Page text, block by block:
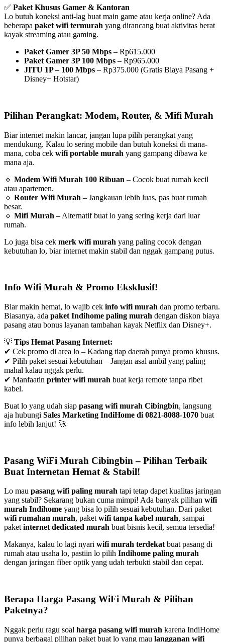
✅ Paket Khusus Gamer & Kantoran
Lo butuh koneksi anti-lag buat main game atau kerja online? Ada
beberapa paket wifi termurah yang dirancang buat aktivitas berat
kayak streaming atau gaming.
Paket Gamer 3P 50 Mbps – Rp615.000
Paket Gamer 3P 100 Mbps – Rp965.000
JITU 1P – 100 Mbps – Rp375.000 (Gratis Biaya Pasang +
Disney+ Hotstar)
Pilihan Perangkat: Modem, Router, & Mifi Murah
Biar internet makin lancar, jangan lupa pilih perangkat yang
mendukung. Kalau lo sering mobile dan butuh koneksi di mana-
mana, coba cek wifi portable murah yang gampang dibawa ke
mana aja.
🔹 Modem Wifi Murah 100 Ribuan – Cocok buat rumah kecil
atau apartemen.
🔹 Router Wifi Murah – Jangkauan lebih luas, pas buat rumah
besar.
🔹 Mifi Murah – Alternatif buat lo yang sering kerja dari luar
rumah.
Lo juga bisa cek merk wifi murah yang paling cocok dengan
kebutuhan lo, biar internet makin stabil dan nggak gampang putus.
Info Wifi Murah & Promo Eksklusif!
Biar makin hemat, lo wajib cek info wifi murah dan promo terbaru.
Biasanya, ada paket Indihome paling murah dengan diskon biaya
pasang atau bonus layanan tambahan kayak Netflix dan Disney+.
💡 Tips Hemat Pasang Internet:
✔ Cek promo di area lo – Kadang tiap daerah punya promo khusus.
✔ Pilih paket sesuai kebutuhan – Jangan asal ambil yang paling
mahal kalau nggak perlu.
✔ Manfaatin printer wifi murah buat kerja remote tanpa ribet
kabel.
Buat lo yang udah siap pasang wifi murah Cibingbin, langsung
aja hubungi Sales Marketing IndiHome di 0821-8088-1070 buat
info lebih lanjut! 🚀
Pasang WiFi Murah Cibingbin – Pilihan Terbaik
Buat Internetan Hemat & Stabil!
Lo mau pasang wifi paling murah tapi tetap dapet kualitas jaringan
yang stabil? Sekarang bukan cuma mimpi! Ada banyak pilihan wifi
murah Indihome yang bisa lo pilih sesuai kebutuhan. Dari paket
wifi rumahan murah, paketwifi tanpa kabel murah, sampai
paketinternet dedicated murah buat bisnis kecil, semua tersedia!
Makanya, kalau lo lagi nyari wifi murah terdekatbuat pasang di
rumah atau usaha lo, pastiin lo pilih Indihome paling murah
dengan jaringan fiber optik yang udah terbukti stabil dan cepat.
Berapa Harga Pasang WiFi Murah & Pilihan
Paketnya?
Nggak perlu ragu soal harga pasang wifi murah karena IndiHome
punya berbagai pilihan paket buat lo yang mau langganan wifi